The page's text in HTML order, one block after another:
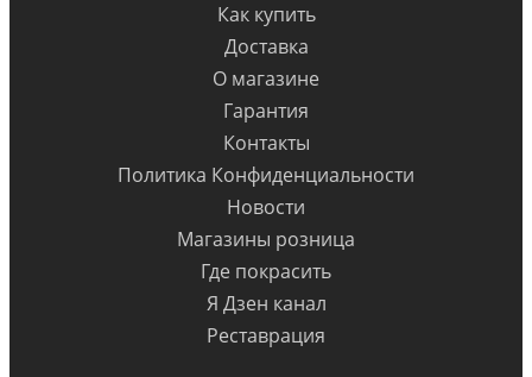
Как купить
Доставка
О магазине
Гарантия
Контакты
Политика Конфиденциальности
Новости
Магазины розница
Где покрасить
Я Дзен канал
Реставрация